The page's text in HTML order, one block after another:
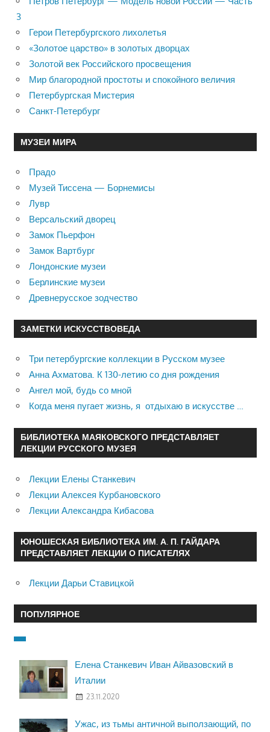
3
Герои Петербургского лихолетья
«Золотое царство» в золотых дворцах
Золотой век Российского просвещения
Мир благородной простоты и спокойного величия
Петербургская Мистерия
Санкт-Петербург
МУЗЕИ МИРА
Прадо
Музей Тиссена — Борнемисы
Лувр
Версальский дворец
Замок Пьерфон
Замок Вартбург
Лондонские музеи
Берлинские музеи
Древнерусское зодчество
ЗАМЕТКИ ИСКУССТВОВЕДА
Три петербургские коллекции в Русском музее
Анна Ахматова. К 130-летию со дня рождения
Ангел мой, будь со мной
Когда меня пугает жизнь, я отдыхаю в искусстве …
БИБЛИОТЕКА МАЯКОВСКОГО ПРЕДСТАВЛЯЕТ
ЛЕКЦИИ РУССКОГО МУЗЕЯ
Лекции Елены Станкевич
Лекции Алексея Курбановского
Лекции Александра Кибасова
ЮНОШЕСКАЯ БИБЛИОТЕКА ИМ. А. П. ГАЙДАРА
ПРЕДСТАВЛЯЕТ ЛЕКЦИИ О ПИСАТЕЛЯХ
Лекции Дарьи Ставицкой
ПОПУЛЯРНОЕ
Елена Станкевич Иван Айвазовский в
Италии
23.11.2020
Ужас, из тьмы античной выползающий, по